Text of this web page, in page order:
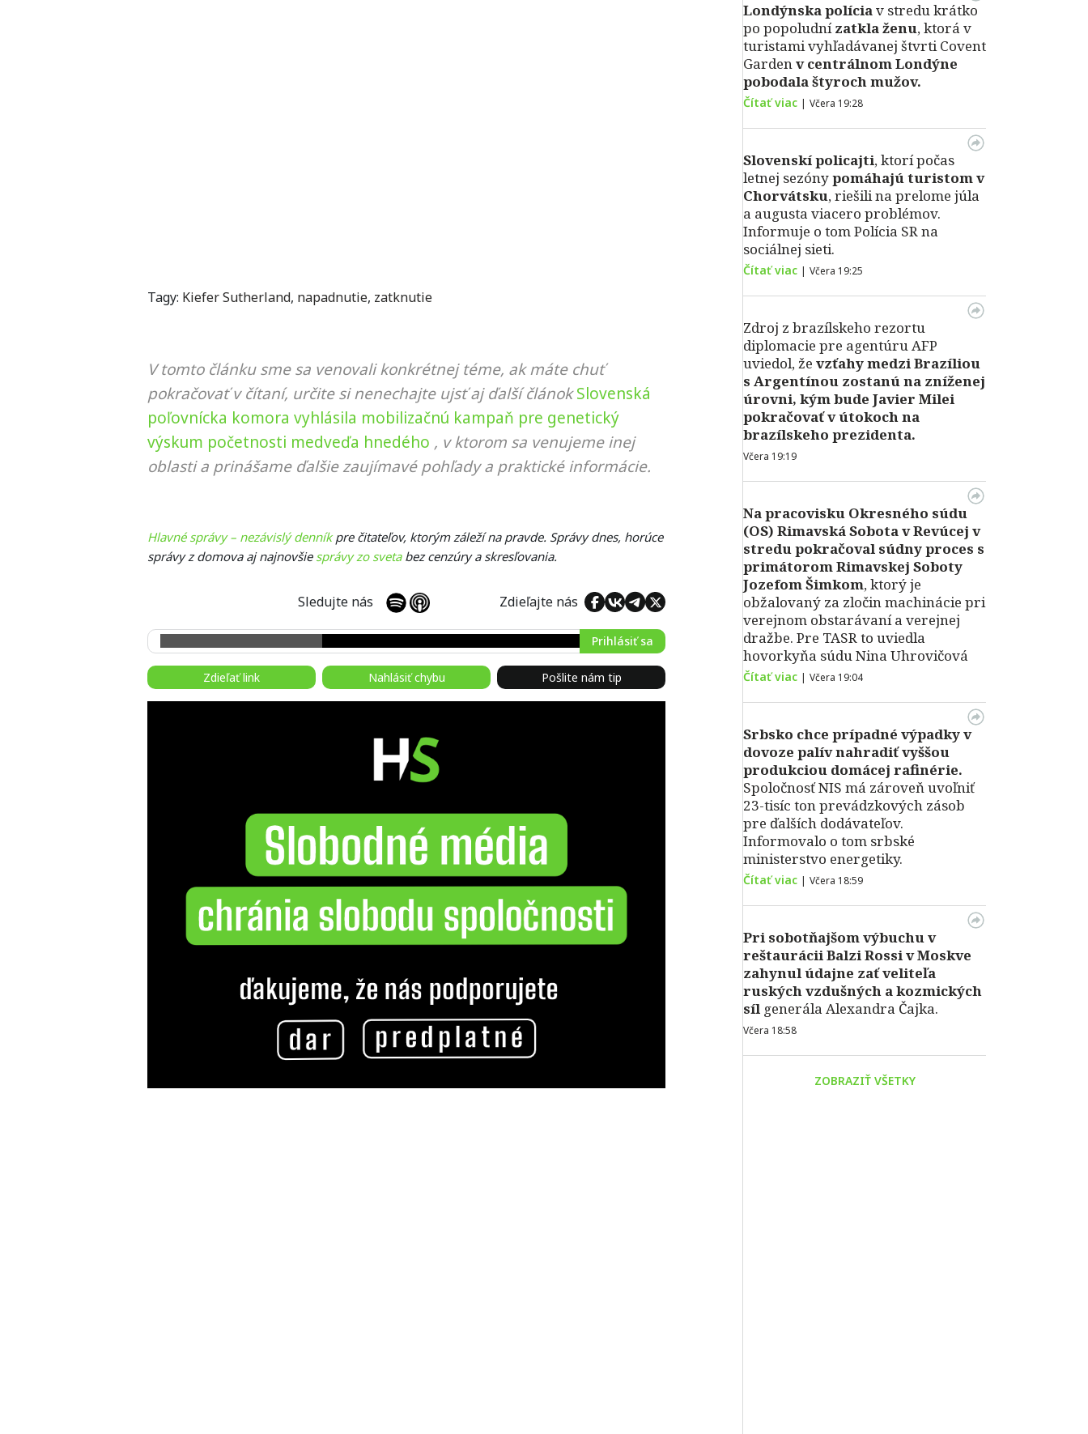
Tagy: Kiefer Sutherland, napadnutie, zatknutie
V tomto článku sme sa venovali konkrétnej téme, ak máte chuť
pokračovať v čítaní, určite si nenechajte ujsť aj ďalší článok Slovenská
poľovnícka komora vyhlásila mobilizačnú kampaň pre genetický
výskum početnosti medveďa hnedého , v ktorom sa venujeme inej
oblasti a prinášame ďalšie zaujímavé pohľady a praktické informácie.
Hlavné správy – nezávislý denníkpre čitateľov, ktorým záleží na pravde. Správy dnes, horúce
správy z domova aj najnovšie správy zo svetabez cenzúry a skresľovania.
Sledujte nás Zdieľajte nás
Prihlásiť sa
Zdieľať link Nahlásiť chybu Pošlite nám tip
Londýnska políciav stredu krátko
po popoludnízatkla ženu, ktorá v
turistami vyhľadávanej štvrti Covent
Gardenv centrálnom Londýne
pobodala štyroch mužov.
Čítať viac | Včera 19:28
Slovenskí policajti, ktorí počas
letnej sezónypomáhajú turistom v
Chorvátsku, riešili na prelome júla
a augusta viacero problémov.
Informuje o tom Polícia SR na
sociálnej sieti.
Čítať viac | Včera 19:25
Zdroj z brazílskeho rezortu
diplomacie pre agentúru AFP
uviedol, že vzťahy medzi Brazíliou
s Argentínou zostanú na zníženej
úrovni, kým bude Javier Milei
pokračovať v útokoch na
brazílskeho prezidenta.
Včera 19:19
Na pracovisku Okresného súdu
(OS) Rimavská Sobota v Revúcej v
stredu pokračoval súdny proces s
primátorom Rimavskej Soboty
Jozefom Šimkom, ktorý je
obžalovaný za zločin machinácie pri
verejnom obstarávaní a verejnej
dražbe. Pre TASR to uviedla
hovorkyňa súdu Nina Uhrovičová
Čítať viac | Včera 19:04
Srbsko chce prípadné výpadky v
dovoze palív nahradiť vyššou
produkciou domácej rafinérie.
Spoločnosť NIS má zároveň uvoľniť
23-tisíc ton prevádzkových zásob
pre ďalších dodávateľov.
Informovalo o tom srbské
ministerstvo energetiky.
Čítať viac | Včera 18:59
Pri sobotňajšom výbuchu v
reštaurácii Balzi Rossi v Moskve
zahynul údajne zať veliteľa
ruských vzdušných a kozmických
síl generála Alexandra Čajka.
Včera 18:58
ZOBRAZIŤ VŠETKY